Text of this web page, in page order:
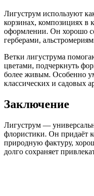
Лигуструм используют
корзинах, композициях в
оформлении. Он хорошо
герберами,
Ветки лигуструма
цветами, подчеркнуть
более живым. Особенно
классических и садовых
Заключение
Лигуструм —
флористики. Он придаёт
природную фактуру,
долго сохраняет